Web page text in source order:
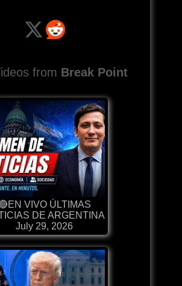
from Break Point
VIVO ÚLTIMAS
DE ARGENTINA
July 29, 2026